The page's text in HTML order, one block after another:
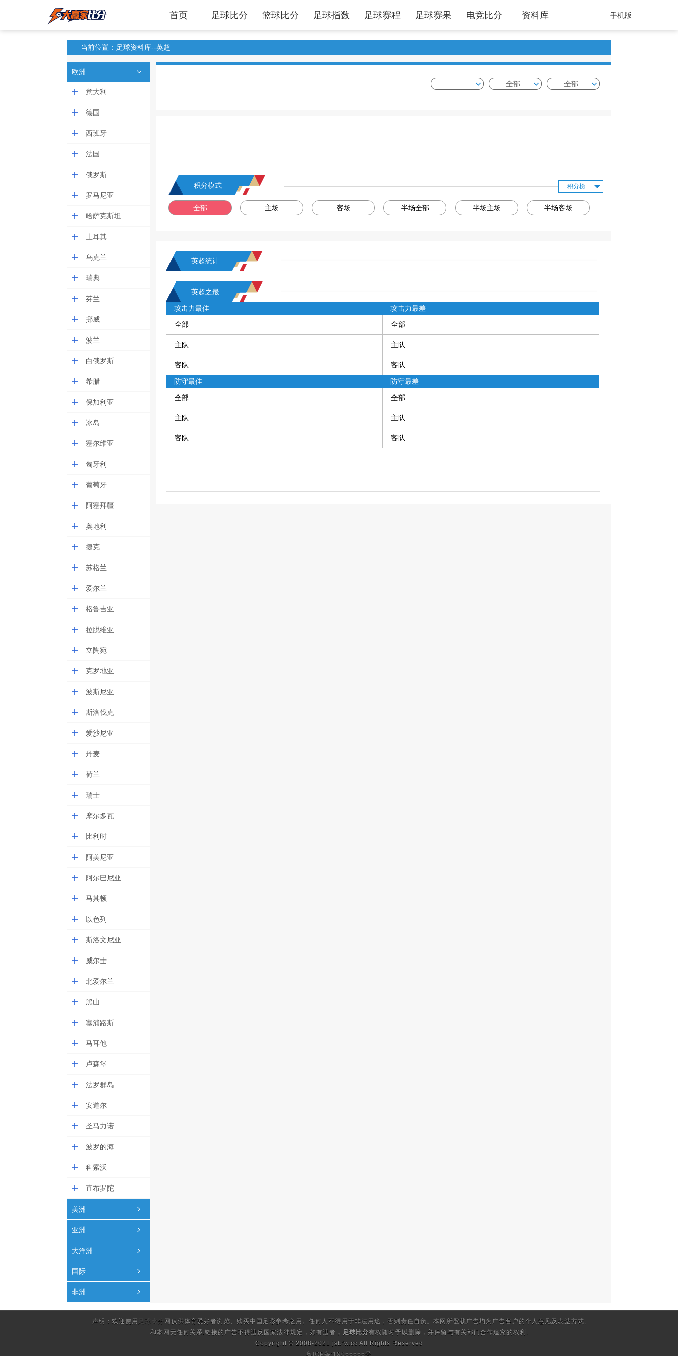
首页 足球比分 篮球比分 足球指数 足球赛程 足球赛果 电竞比分 资料库 手机版
当前位置：足球资料库--英超
欧洲
意大利
德国
西班牙
法国
俄罗斯
罗马尼亚
哈萨克斯坦
土耳其
乌克兰
瑞典
芬兰
挪威
波兰
白俄罗斯
希腊
保加利亚
冰岛
塞尔维亚
匈牙利
葡萄牙
阿塞拜疆
奥地利
捷克
苏格兰
爱尔兰
格鲁吉亚
拉脱维亚
立陶宛
克罗地亚
波斯尼亚
斯洛伐克
爱沙尼亚
丹麦
荷兰
瑞士
摩尔多瓦
比利时
阿美尼亚
阿尔巴尼亚
马其顿
以色列
斯洛文尼亚
威尔士
北爱尔兰
黑山
塞浦路斯
马耳他
卢森堡
法罗群岛
安道尔
圣马力诺
波罗的海
科索沃
直布罗陀
美洲
亚洲
大洋洲
国际
非洲
全部 全部
积分模式 积分榜
全部 主场 客场 半场全部 半场主场 半场客场
英超统计
英超之最
攻击力最佳
全部
主队
客队
攻击力最差
全部
主队
客队
防守最佳
全部
主队
客队
防守最差
全部
主队
客队
声明：欢迎使用 足球比分 网仅供体育爱好者浏览、购买中国足彩参考之用。任何人不得用于非法用途，否则责任自负。本网所登载广告均为广告客户的个人意见及表达方式,
和本网无任何关系.链接的广告不得违反国家法律规定，如有违者， 足球比分有权随时予以删除，并保留与有关部门合作追究的权利.
Copyright © 2008-2021 jsbfw.cc All Rights Reserved
粤ICP备:19066666号